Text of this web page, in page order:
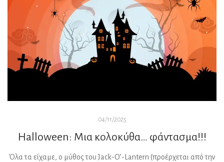
04/11/2025
Halloween: Μια κολοκύθα… φάντασμα!!!
Όλα τα είχαμε, ο μύθος του Jack-O’-Lantern (προέρχεται από την